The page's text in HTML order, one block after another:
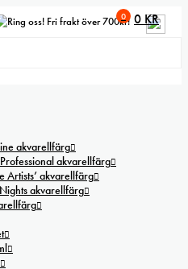
Fri frakt över 700kr!
0 0 KR
akvarellfärg
akvarellfärg
Artists’ akvarellfärg
Nights akvarellfärg